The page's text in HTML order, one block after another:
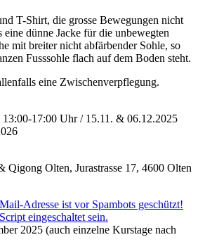
T-Shirt, die grosse Bewegungen nicht
dünne Jacke für die unbewegten
mit breiter nicht abfärbender Sohle, so
Fusssohle flach auf dem Boden steht.
eine Zwischenverpflegung.
13:00-17:00 Uhr / 15.11. & 06.12.2025
Olten, Jurastrasse 17, 4600 Olten
Adresse ist vor Spambots geschützt!
eingeschaltet sein.
2025 (auch einzelne Kurstage nach